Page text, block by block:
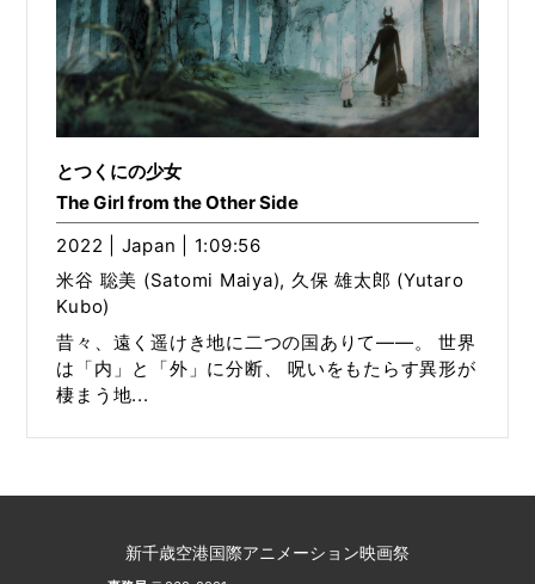
とつくにの少女
The Girl from the Other Side
2022 | Japan | 1:09:56
米谷 聡美 (Satomi Maiya), 久保 雄太郎 (Yutaro
Kubo)
昔々、遠く遥けき地に二つの国ありて――。 世界
は「内」と「外」に分断、 呪いをもたらす異形が
棲まう地...
新千歳空港国際アニメーション映画祭